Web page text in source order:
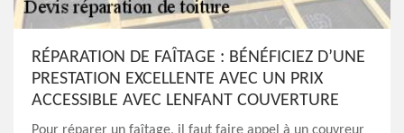
RÉPARATION DE FAÎTAGE : BÉNÉFICIEZ D’UNE
PRESTATION EXCELLENTE AVEC UN PRIX
ACCESSIBLE AVEC LENFANT COUVERTURE